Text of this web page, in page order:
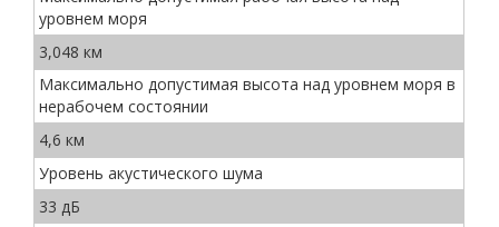
уровнем моря
3,048 км
Максимально допустимая высота над уровнем моря в
нерабочем состоянии
4,6 км
Уровень акустического шума
33 дБ